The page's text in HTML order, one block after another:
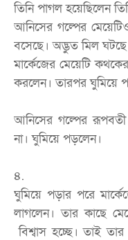
তিনি পাগল হয়েছিলেন
আনিসের গল্পের
বসেছে। অদ্ভুত মিল ঘটছে
মার্কেজের মেয়েটি
করলেন। তারপর ঘুমিয়ে
আনিসের গল্পের
না। ঘুমিয়ে পড়লেন।
৪.
ঘুমিয়ে পড়ার পরে
লাগলেন। তার কাছে
বিশ্বাস হচ্ছে। তাই